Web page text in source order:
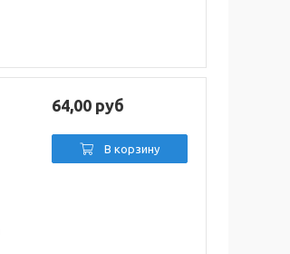
64,00 руб
В корзину